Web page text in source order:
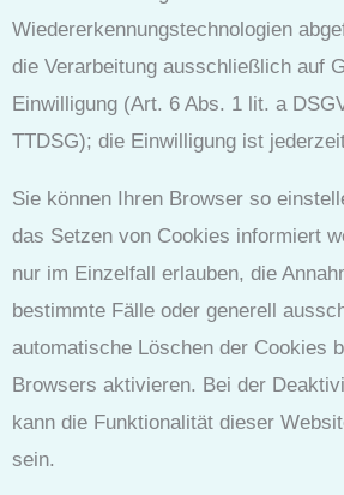
Wiedererkennungstechnologien
die Verarbeitung ausschließlich auf
Einwilligung (Art. 6 Abs. 1 lit. a
TTDSG); die Einwilligung ist
Sie können Ihren Browser so
das Setzen von Cookies informiert
nur im Einzelfall erlauben, die
bestimmte Fälle oder generell
automatische Löschen der Cookies
Browsers aktivieren. Bei der
kann die Funktionalität dieser
sein.